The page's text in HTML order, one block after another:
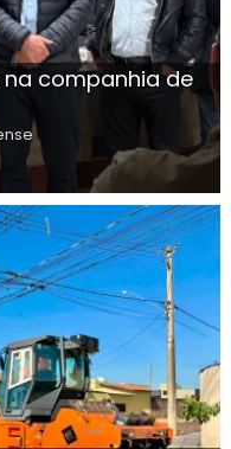
na companhia de